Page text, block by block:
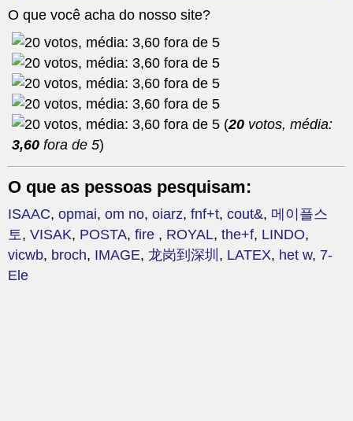
O que você acha do nosso site?
(20 votos, média:
3,60 fora de 5)
O que as pessoas pesquisam:
ISAAC, opmai, om no, oiarz, fnf+t, cout&, 메이플스
토, VISAK, POSTA, fire , ROYAL, the+f, LINDO,
vicwb, broch, IMAGE, 龙岗到深圳 , LATEX, het w, 7-
Ele